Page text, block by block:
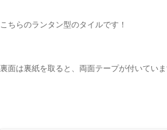
こちらのランタン型のタイルです！
裏面は裏紙を取ると、両面テープが付いてい